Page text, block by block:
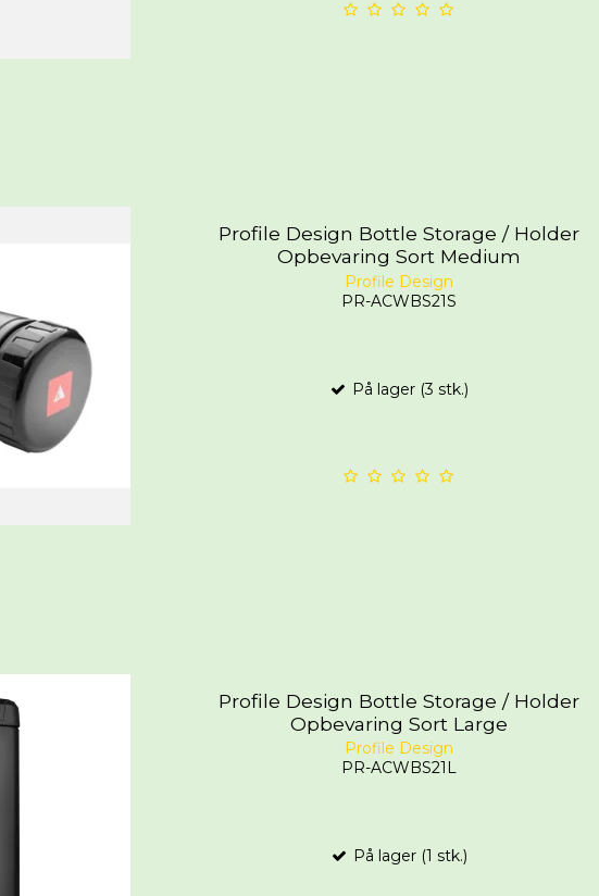
Profile Design Bottle Storage / Holder
Opbevaring Sort Medium
Profile Design
PR-ACWBS21S
På lager (3 stk.)
Profile Design Bottle Storage / Holder
Opbevaring Sort Large
Profile Design
PR-ACWBS21L
På lager (1 stk.)